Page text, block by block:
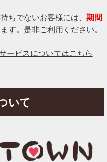
ちでないお客様には、 期間
す。是非ご利用ください。
ービスについてはこちら
いて